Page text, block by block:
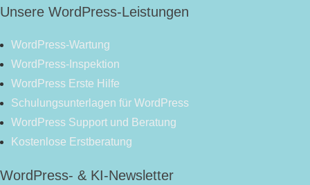
Unsere WordPress-Leistungen
WordPress-Wartung
WordPress-Inspektion
WordPress Erste Hilfe
Schulungsunterlagen für WordPress
WordPress Support und Beratung
Kostenlose Erstberatung
WordPress- & KI-Newsletter